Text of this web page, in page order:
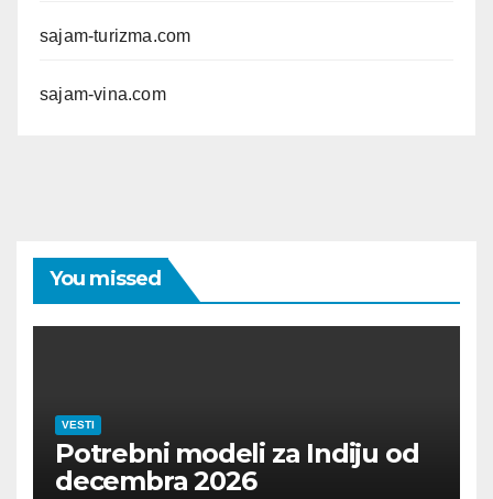
sajam-turizma.com
sajam-vina.com
You missed
VESTI
Potrebni modeli za Indiju od
decembra 2026